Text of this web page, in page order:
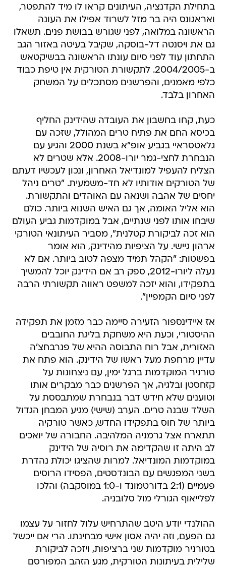
בתחילת הקדנציה, העיתונים קראו לו מיד להתפטר,
ואראגונס היה בר מזל לשרוד אפילו את העונה
הראשונה במלואה, לפני שגורש בבושת פנים. תשאלו
גם את ויסנטה דל-בוסקה, שקיבל בעיטה באזור הגב
התחתון עוד לפני סיום עונתו הראשונה בבשיקטאש
ב-2004/2005. לתקשורת הטורקית אין טיפת כבוד
כלפי מאמנים, והפרשנים מסתכלים על המשחק
האחרון בלבד.
כעת, קחו בחשבון את העובדה שהידינק החליף
בכיסא החם את פתיח טרים המהולל, שזכה עם
גלאטסראיי בגביע אופ"א בשנת 2000 והגיע עם
הנבחרת לחצי-גמר יורו-2008. אלא שטרים לא
הצליח להעפיל למונדיאל האחרון, ונכון לעכשיו דעתם
של הטורקים אודותיו לא חד-משמעית. "טרים ניהל
יחסים של אהבה ושנאה עם האוהדים והתקשורת.
הוא אליל האומה, אך גם האיש השנוא ביותר. כולם
שיבחו אותו לפני שנתיים, אבל במוקדמות גביע העולם
הוא זכה לביקורת קטלנית", מסביר העיתונאי הטורקי
ארהון גיישי. על הציפיות מהידינק, הוא אומר
בפשטות: "הקהל תמיד מצפה לטוב ביותר. אם לא
נעלה ליורו-2012, ספק רב אם הידינק יוכל להמשיך
בתפקידו, והוא יזכה למשפט ראווה תקשורתי הרבה
לפני סיום הקמפיין".
אז איידינספור הזעירה סיימה כבר מזמן את תפקידה
ההיסטורי, וכעת היא משחקת בליגת החובבים
האזורית, אבל רוח התבוסה ההיא של פנרבחצ'ה
עדיין מרחפת מעל ראשו של הידינק. הוא פתח את
טורניר המוקדמות ברגל ימין, עם ניצחונות על
קזחסטן ובלגיה, אך הפרשנים כבר מבקרים אותו
וטוענים שלא חידש דבר בנבחרת שמתבססת על
השלד שבנה טרים. הערב (שישי) מגיע המבחן הגדול
ביותר של חוס בתפקידו החדש, כאשר טורקיה
תתארח אצל גרמניה המלהיבה. החבורה של יואכים
לב היתה זו שהקדימה את רוסיה של הידינק
במוקדמות המונדיאל. למרות שהציגו יכולת נהדרת
בשני המפגשים עם הבונדסטים, הפסידו הרוסים
פעמיים (2:1 בדורטמונד ו-1:0 במוסקבה) והלכו
לפלייאוף הגורלי מול סלובניה.
ההולנדי יודע היטב שהתרחיש עלול לחזור על עצמו
גם הפעם, וזה יהיה אסון אישי מבחינתו. הרי אם ייכשל
בטורניר מוקדמות שני ברציפות, ויזכה לביקורת
שלילית בעיתונות הטורקית, מגע הזהב המפורסם